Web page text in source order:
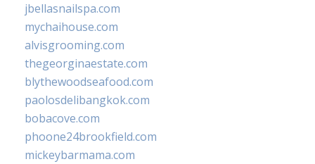
jbellasnailspa.com
mychaihouse.com
alvisgrooming.com
thegeorginaestate.com
blythewoodseafood.com
paolosdelibangkok.com
bobacove.com
phoone24brookfield.com
mickeybarmama.com